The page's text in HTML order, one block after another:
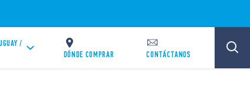
/
DÓNDE COMPRAR CONTÁCTANOS